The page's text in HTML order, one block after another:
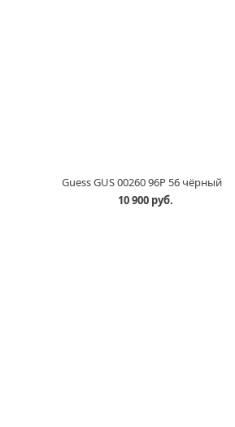
Guess GUS 00260 96P 56 чёрный
10 900 руб.